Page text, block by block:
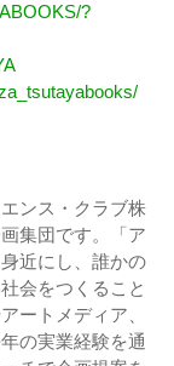
?
ンス・クラブ株
集団です。「ア
近にし、誰かの
会をつくること
ートメディア、
の実業経験を通